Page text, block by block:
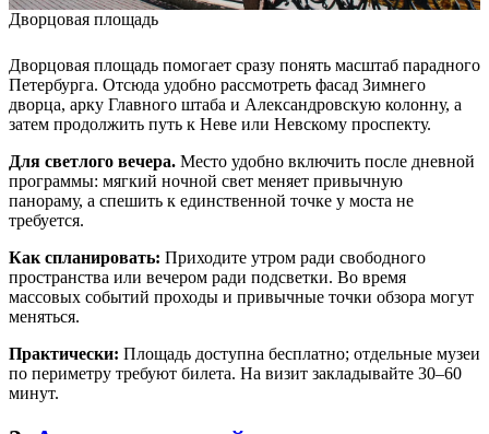
Дворцовая площадь
Дворцовая площадь помогает сразу понять масштаб парадного
Петербурга. Отсюда удобно рассмотреть фасад Зимнего
дворца, арку Главного штаба и Александровскую колонну, а
затем продолжить путь к Неве или Невскому проспекту.
Для светлого вечера. Место удобно включить после дневной
программы: мягкий ночной свет меняет привычную
панораму, а спешить к единственной точке у моста не
требуется.
Как спланировать: Приходите утром ради свободного
пространства или вечером ради подсветки. Во время
массовых событий проходы и привычные точки обзора могут
меняться.
Практически: Площадь доступна бесплатно; отдельные музеи
по периметру требуют билета. На визит закладывайте 30–60
минут.